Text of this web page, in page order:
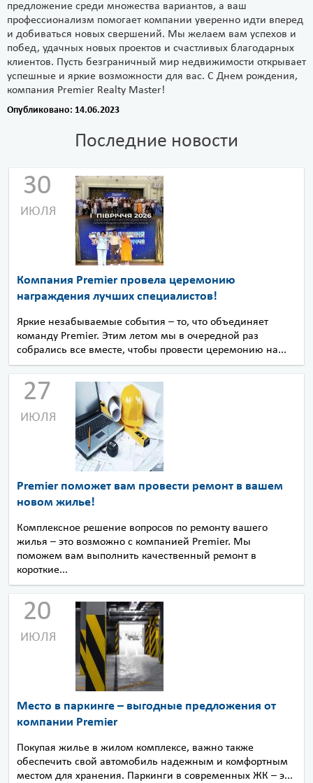
предложение среди множества вариантов, а ваш
профессионализм помогает компании уверенно идти вперед
и добиваться новых свершений. Мы желаем вам успехов и
побед, удачных новых проектов и счастливых благодарных
клиентов. Пусть безграничный мир недвижимости открывает
успешные и яркие возможности для вас. С Днем рождения,
компания Premier Realty Master!
Опубликовано: 14.06.2023
Последние новости
30
ИЮЛЯ
Компания Premier провела церемонию
награждения лучших специалистов!
Яркие незабываемые события – то, что объединяет
команду Premier. Этим летом мы в очередной раз
собрались все вместе, чтобы провести церемонию на...
27
ИЮЛЯ
Premier поможет вам провести ремонт в вашем
новом жилье!
Комплексное решение вопросов по ремонту вашего
жилья – это возможно с компанией Premier. Мы
поможем вам выполнить качественный ремонт в
короткие...
20
ИЮЛЯ
Место в паркинге – выгодные предложения от
компании Premier
Покупая жилье в жилом комплексе, важно также
обеспечить свой автомобиль надежным и комфортным
местом для хранения. Паркинги в современных ЖК – э...